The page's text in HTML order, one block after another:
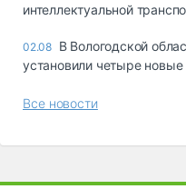
интеллектуальной
02.08 В Вологодской
установили четыре
Все новости